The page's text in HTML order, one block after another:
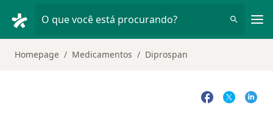
O que você está procurando?
Homepage Medicamentos Diprospan